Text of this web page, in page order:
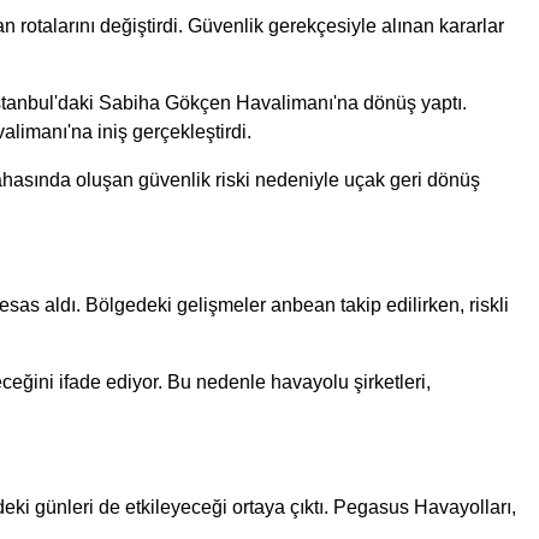
rotalarını değiştirdi. Güvenlik gerekçesiyle alınan kararlar
Sabiha Gökçen Havalimanı'na dönüş yaptı.
iniş gerçekleştirdi.
oluşan güvenlik riski nedeniyle uçak geri dönüş
aldı. Bölgedeki gelişmeler anbean takip edilirken, riskli
ifade ediyor. Bu nedenle havayolu şirketleri,
günleri de etkileyeceği ortaya çıktı. Pegasus Havayolları,